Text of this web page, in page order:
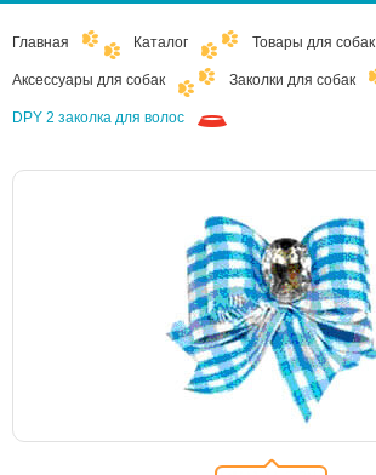
Главная Каталог Товары для собак
Аксессуары для собак Заколки для собак
DPY 2 заколка для волос